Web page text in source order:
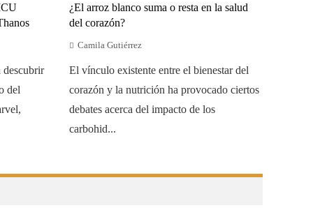
descubrir
del
¿El arroz blanco suma o resta en la salud
del corazón?
Camila Gutiérrez
El vínculo existente entre el bienestar del
corazón y la nutrición ha provocado ciertos
debates acerca del impacto de los
carbohid...